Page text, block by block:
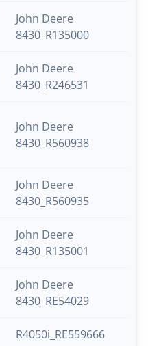
John Deere
8430_R135000
John Deere
8430_R246531
John Deere
8430_R560938
John Deere
8430_R560935
John Deere
8430_R135001
John Deere
8430_RE54029
R4050i_RE559666